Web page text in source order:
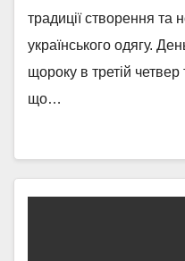
традиції створення та
українського одягу.
щороку в третій
що…